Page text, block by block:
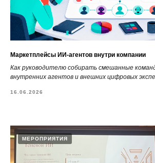
Маркетплейсы ИИ-агентов внутри компании
Как руководителю собирать смешанные
внутренних агентов и внешних цифровых
16.06.2026
МЕРОПРИЯТИЯ